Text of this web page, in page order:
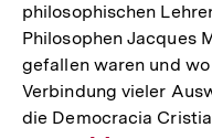
philosophischen
Philosophen Jacques
gefallen waren und
Verbindung vieler
die Democracia